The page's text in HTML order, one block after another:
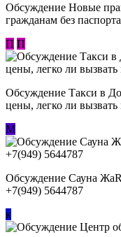
Обсуждение Новые
гражданам без
П П
Обсуждение ​Такси в
цены, легко ли
М
Обсуждение Сауна
+7(949) 5644787
к